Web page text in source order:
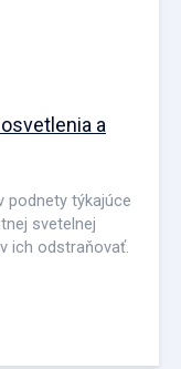
a
podnety týkajúce
svetelnej
ich odstraňovať.